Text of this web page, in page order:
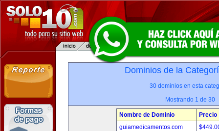
Dominios de la
30 dominios en esta
Mostrando 1 de 30
Nombre de Dominio
Precio
guiamedicamentos.com